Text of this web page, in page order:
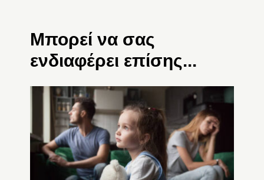
Μπορεί να σας
ενδιαφέρει επίσης...